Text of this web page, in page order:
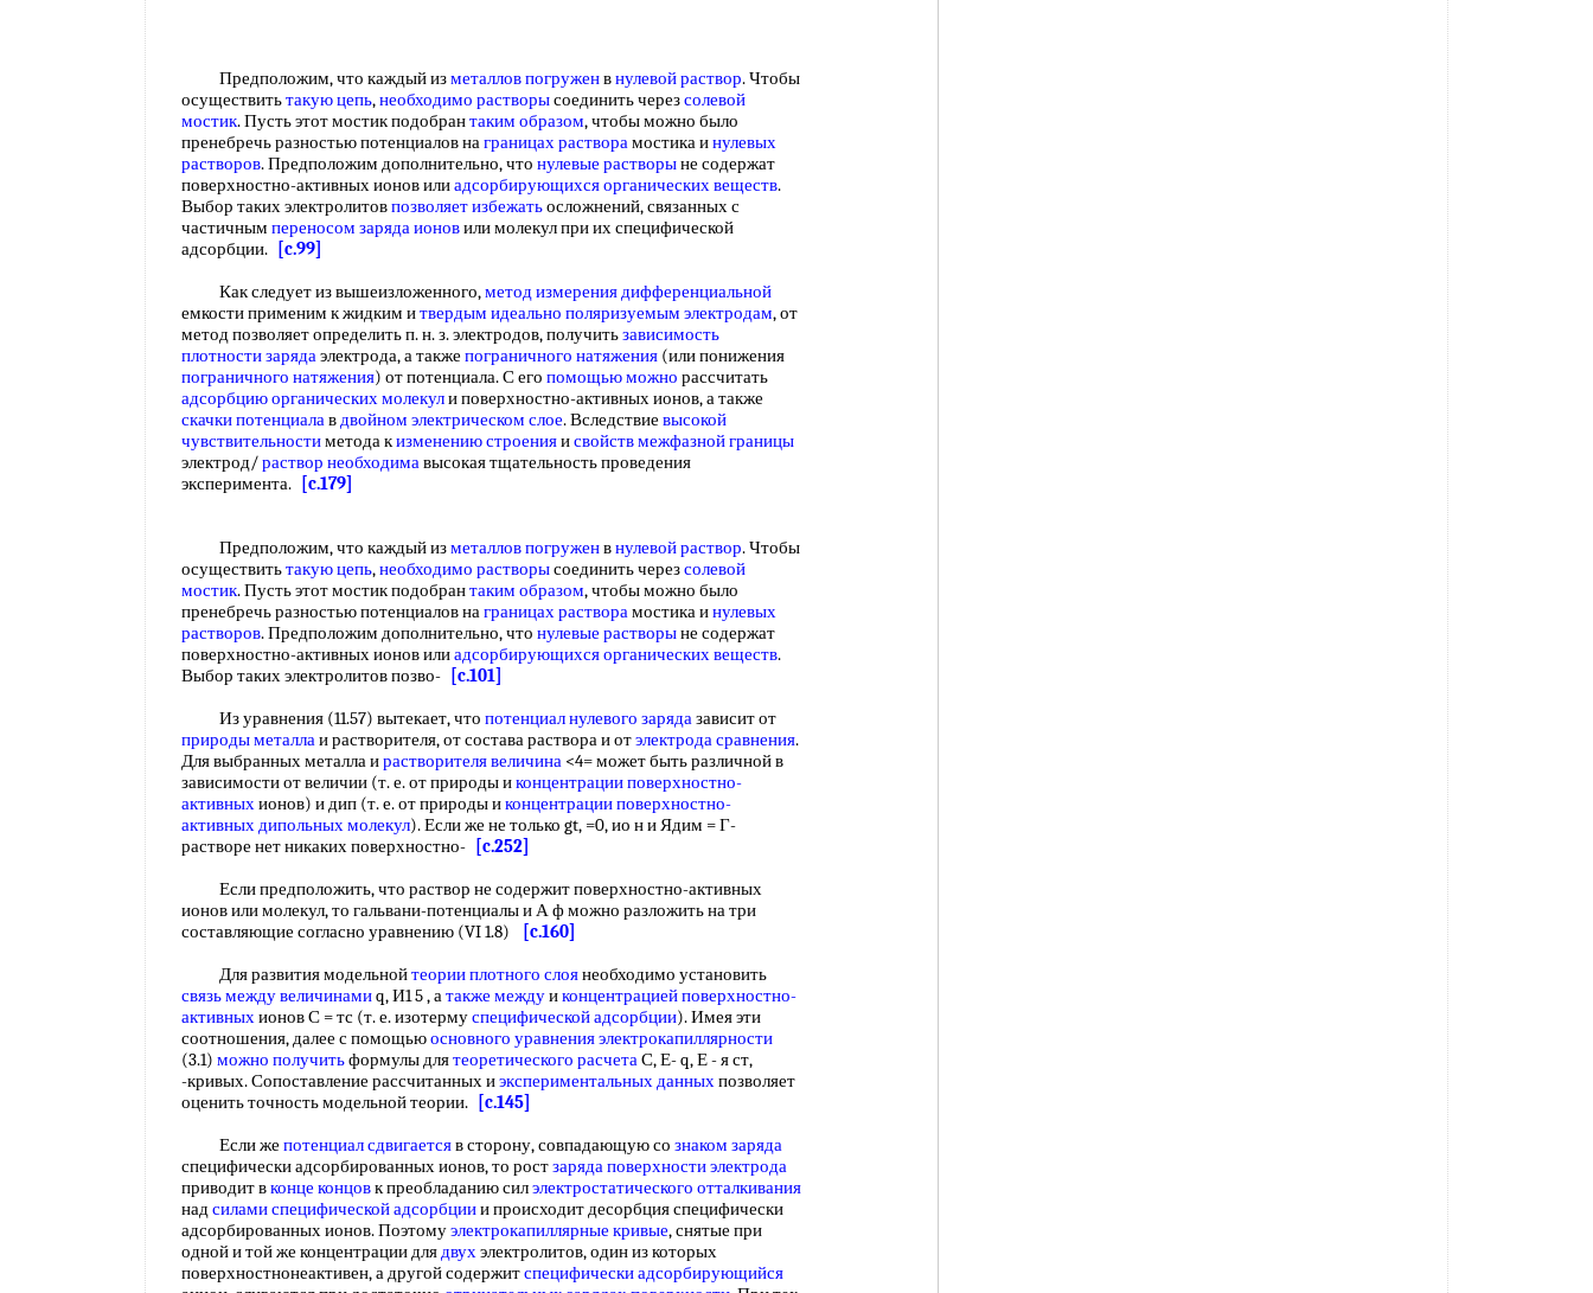
Предположим, что каждый изметаллов погруженвнулевой раствор. Чтобы
осуществитьтакую цепь,необходимо растворысоединить черезсолевой
мостик. Пусть этот мостик подобрантаким образом, чтобы можно было
пренебречь разностью потенциалов награницах растворамостика инулевых
растворов. Предположим дополнительно, что нулевые растворыне содержат
поверхностно-активных ионов илиадсорбирующихся органических веществ.
Выбор таких электролитовпозволяет избежатьосложнений, связанных с
частичным переносом заряда ионовили молекул при их специфической
адсорбции.
[c.99]
Как следует из вышеизложенного,метод измерения дифференциальной
емкости применим к жидким итвердым идеально поляризуемым электродам, от
метод позволяет определить п. н. з. электродов, получитьзависимость
плотности зарядаэлектрода, а также пограничного натяжения (или понижения
пограничного натяжения) от потенциала. С его помощью можно рассчитать
адсорбцию органических молекули поверхностно-активных ионов, а также
скачки потенциалавдвойном электрическом слое. Вследствие высокой
чувствительностиметода кизменению строенияисвойств межфазной границы
электрод/раствор необходимавысокая тщательность проведения
эксперимента.
[c.179]
Предположим, что каждый изметаллов погруженвнулевой раствор. Чтобы
осуществитьтакую цепь,необходимо растворысоединить черезсолевой
мостик. Пусть этот мостик подобрантаким образом, чтобы можно было
пренебречь разностью потенциалов награницах растворамостика инулевых
растворов. Предположим дополнительно, что нулевые растворыне содержат
поверхностно-активных ионов илиадсорбирующихся органических веществ.
Выбор таких электролитов позво-
[c.101]
Из уравнения (11.57) вытекает, что потенциал нулевого зарядазависит от
природы металлаи растворителя, от состава раствора и отэлектрода сравнения.
Для выбранных металла ирастворителя величина <4= может быть различной в
зависимости от величии (т. е. от природы иконцентрации поверхностно-
активныхионов) и дип (т. е. от природы иконцентрации поверхностно-
активныхдипольных молекул). Если же не только gt, =0, ио н и Ядим = Г-
растворе нет никаких поверхностно-
[c.252]
Если предположить, что раствор не содержит поверхностно-активных
ионов или молекул, то гальвани-потенциалы и А ф можно разложить на три
составляющие согласно уравнению (VI 1.8)
[c.160]
Для развития модельнойтеории плотного слоянеобходимо установить
связь между величинамиq, И1 5 , атакже междуиконцентрацией поверхностно-
активныхионов С = тс (т. е. изотермуспецифической адсорбции). Имея эти
соотношения, далее с помощьюосновного уравнения электрокапиллярности
(3.1) можно получитьформулы длятеоретического расчетаС, Е- q, Е - я ст,
-кривых. Сопоставление рассчитанных иэкспериментальных данныхпозволяет
оценить точность модельной теории.
[c.145]
Если же потенциал сдвигаетсяв сторону, совпадающую со знаком заряда
специфически адсорбированных ионов, то ростзаряда поверхности электрода
приводит вконце концовк преобладанию силэлектростатического отталкивания
надсилами специфической адсорбциии происходит десорбция специфически
адсорбированных ионов. Поэтомуэлектрокапиллярные кривые, снятые при
одной и той же концентрации длядвухэлектролитов, один из которых
поверхностнонеактивен, а другой содержитспецифически адсорбирующийся